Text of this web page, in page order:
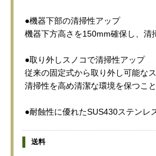
●機器下部の清掃性アップ
機器下方高さを150mm確保し、清
●取り外しスノコで清掃性アップ
従来の固定式から取り外し可能なス
清掃性を高め清潔な環境を保つこと
●耐蝕性に優れたSUS430ステンレ
送料